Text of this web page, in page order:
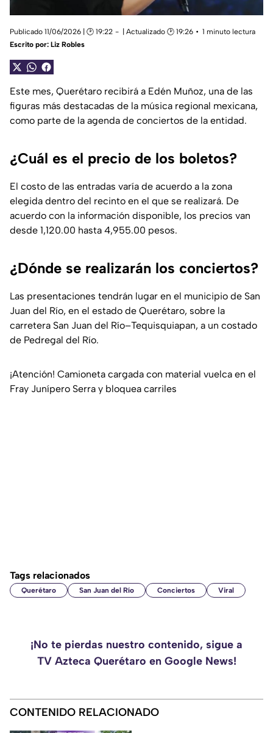
Publicado 11/06/2026 | 🕑 19:22 | Actualizado 🕑 19:26
1 minuto lectura
Escrito por: Liz Robles
Este mes, Querétaro recibirá a Edén Muñoz, una de las
figuras más destacadas de la música regional mexicana,
como parte de la agenda de conciertos de la entidad.
¿Cuál es el precio de los boletos?
El costo de las entradas varía de acuerdo a la zona
elegida dentro del recinto en el que se realizará. De
acuerdo con la información disponible, los precios van
desde 1,120.00 hasta 4,955.00 pesos.
¿Dónde se realizarán los conciertos?
Las presentaciones tendrán lugar en el municipio de San
Juan del Río, en el estado de Querétaro, sobre la
carretera San Juan del Río–Tequisquiapan, a un costado
de Pedregal del Río.
¡Atención! Camioneta cargada con material vuelca en el
Fray Junípero Serra y bloquea carriles
Tags relacionados
Querétaro San Juan del Río Conciertos Viral
¡No te pierdas nuestro contenido, sigue a
TV Azteca Querétaro en Google News!
CONTENIDO RELACIONADO